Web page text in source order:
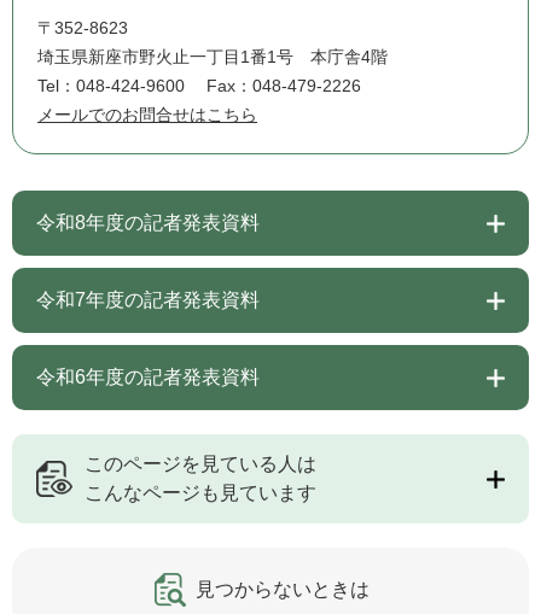
〒352-8623
埼玉県新座市野火止一丁目1番1号 本庁舎4階
Tel：048-424-9600
Fax：048-479-2226
メールでのお問合せはこちら
令和8年度の記者発表資料
令和7年度の記者発表資料
令和6年度の記者発表資料
このページを見ている人は
こんなページも見ています
見つからないときは